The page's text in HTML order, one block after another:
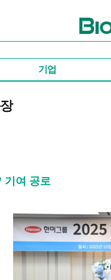
바이오
기업
기여 공로